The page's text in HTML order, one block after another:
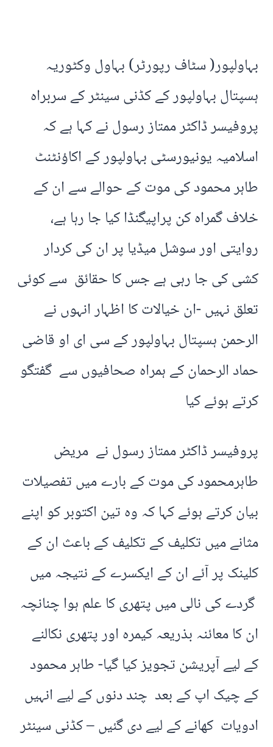
بہاولپور( سٹاف رپورٹر) بہاول وکٹوریہ
ہسپتال بہاولپور کے کڈنی سینٹر کے سربراہ
پروفیسر ڈاکٹر ممتاز رسول نے کہا ہے کہ
اسلامیہ یونیورسٹی بہاولپور کے اکاؤنٹنٹ
طاہر محمود کی موت کے حوالے سے ان کے
خلاف گمراہ کن پراپیگنڈا کیا جا رہا ہے،
روایتی اور سوشل میڈیا پر ان کی کردار
کشی کی جا رہی ہے جس کا حقائق سے کوئی
تعلق نہیں -ان خیالات کا اظہار انہوں نے
الرحمن ہسپتال بہاولپور کے سی ای او قاضی
حماد الرحمان کے ہمراہ صحافیوں سے گفتگو
کرتے ہوئے کیا
پروفیسر ڈاکٹر ممتاز رسول نے مریض
طاہرمحمود کی موت کے بارے میں تفصیلات
بیان کرتے ہوئے کہا کہ وہ تین اکتوبر کو اپنے
مثانے میں تکلیف کے تکلیف کے باعث ان کے
کلینک پر آئے ان کے ایکسرے کے نتیجہ میں
گردے کی نالی میں پتھری کا علم ہوا چنانچہ
ان کا معائنہ بذریعہ کیمرہ اور پتھری نکالنے
کے لیے آپریشن تجویز کیا گیا- طاہر محمود
کے چیک اپ کے بعد چند دنوں کے لیے انہیں
ادویات کھانے کے لیے دی گئیں – کڈنی سینٹر